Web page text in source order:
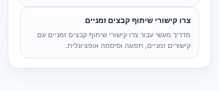
צרו קישורי שיתוף קבצים זמניים
מדריך מעשי עבור צרו קישורי שיתוף קבצים זמניים עם
קישורים זמניים, תפוגה וסיסמה אופציונלית.